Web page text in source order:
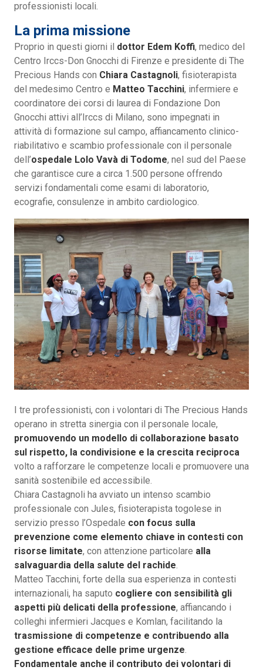
professionisti locali.
La prima missione
Proprio in questi giorni il dottor Edem Koffi, medico del
Centro Irccs-Don Gnocchi di Firenze e presidente di The
Precious Hands con Chiara Castagnoli, fisioterapista
del medesimo Centro e Matteo Tacchini, infermiere e
coordinatore dei corsi di laurea di Fondazione Don
Gnocchi attivi all’Irccs di Milano, sono impegnati in
attività di formazione sul campo, affiancamento clinico-
riabilitativo e scambio professionale con il personale
dell’ospedale Lolo Vavà di Todome, nel sud del Paese
che garantisce cure a circa 1.500 persone offrendo
servizi fondamentali come esami di laboratorio,
ecografie, consulenze in ambito cardiologico.
I tre professionisti, con i volontari di The Precious Hands
operano in stretta sinergia con il personale locale,
promuovendo un modello di collaborazione basato
sul rispetto, la condivisione e la crescita reciproca
volto a rafforzare le competenze locali e promuovere una
sanità sostenibile ed accessibile.
Chiara Castagnoli ha avviato un intenso scambio
professionale con Jules, fisioterapista togolese in
servizio presso l’Ospedale con focus sulla
prevenzione come elemento chiave in contesti con
risorse limitate, con attenzione particolare alla
salvaguardia della salute del rachide.
Matteo Tacchini, forte della sua esperienza in contesti
internazionali, ha saputo cogliere con sensibilità gli
aspetti più delicati della professione, affiancando i
colleghi infermieri Jacques e Komlan, facilitando la
trasmissione di competenze e contribuendo alla
gestione efficace delle prime urgenze.
Fondamentale anche il contributo dei volontari di